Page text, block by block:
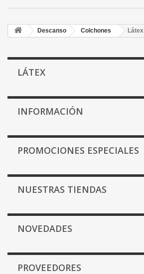
Descanso Colchones Látex
LÁTEX
INFORMACIÓN
PROMOCIONES ESPECIALES
NUESTRAS TIENDAS
NOVEDADES
PROVEEDORES